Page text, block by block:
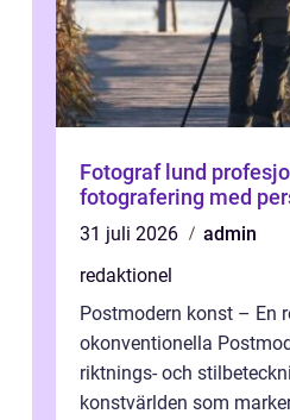
Fotograf lund profesjonell
fotografering med
31 juli 2026
admin
redaktionel
Postmodern konst – En
okonventionella
riktnings- och
konstvärlden som